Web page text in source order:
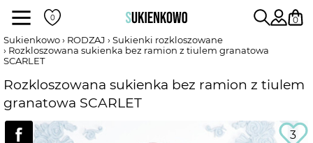
Sukienki
POKAŻ WSZYSTKIE SUKIENKI
DŁUGOŚĆ
0
Sukienkowo
RODZAJ
Sukienki rozkloszowane
Rozkloszowana sukienka bez ramion z tiulem granatowa
SCARLET
Rozkloszowana sukienka bez ramion z tiulem
granatowa SCARLET
3